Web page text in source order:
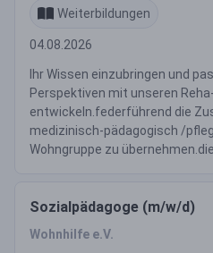
Weiterbildungen
04.08.2026
Ihr Wissen einzubringen und
Perspektiven mit unseren
entwickeln.federführend die
medizinisch-pädagogisch /
Wohngruppe zu
Sozialpädagoge (m/w/d)
Wohnhilfe e.V.